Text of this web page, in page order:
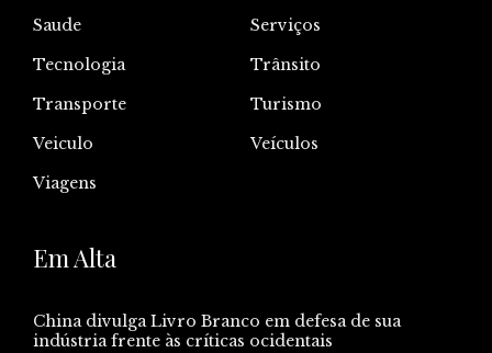
Saude
Serviços
Tecnologia
Trânsito
Transporte
Turismo
Veiculo
Veículos
Viagens
Em Alta
China divulga Livro Branco em defesa de sua
indústria frente às críticas ocidentais